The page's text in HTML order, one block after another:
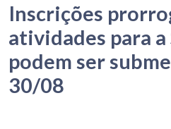
Inscrições
atividades para a
podem ser
30/08